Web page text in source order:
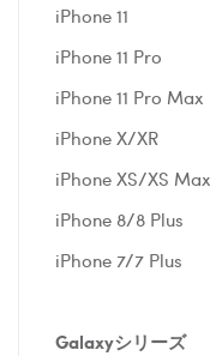
iPhone 11
iPhone 11 Pro
iPhone 11 Pro Max
iPhone X/XR
iPhone XS/XS Max
iPhone 8/8 Plus
iPhone 7/7 Plus
Galaxyシリーズ